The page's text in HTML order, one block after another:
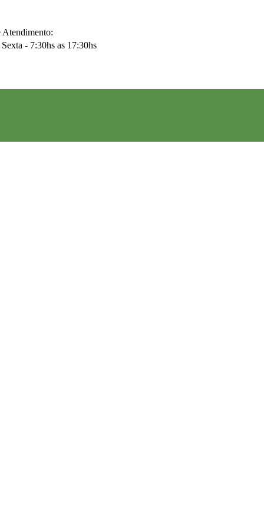
Atendimento:
Sexta - 7:30hs as 17:30hs